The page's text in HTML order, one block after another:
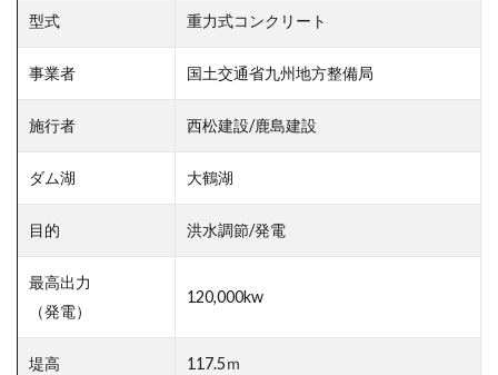
型式 重力式コンクリート
事業者 国土交通省九州地方整備局
施行者 西松建設/鹿島建設
ダム湖 大鶴湖
目的 洪水調節/発電
最高出力
（発電）
120,000kw
堤高 117.5ｍ